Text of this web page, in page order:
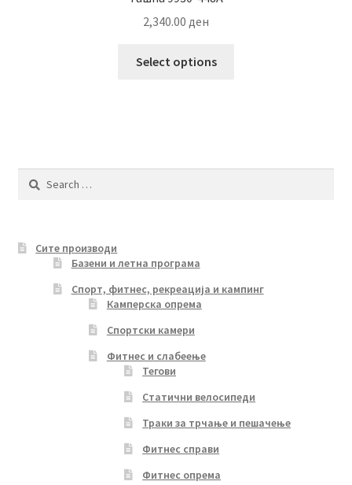
2,340.00 ден
Select options
options
product
Search
Сите производи
Базени и летна програма
Спорт, фитнес, рекреација и кампинг
Камперска опрема
Спортски камери
Фитнес и слабеење
Тегови
Статични велосипеди
Траки за трчање и пешачење
Фитнес справи
Фитнес опрема